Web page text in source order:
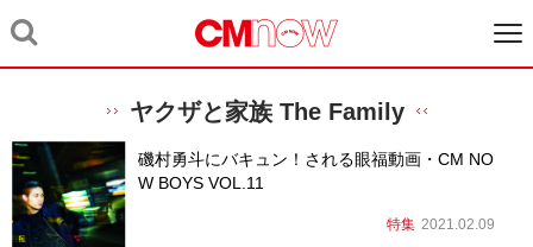
ヤクザと家族 The Family
磯村勇斗にバキュン！される眼福動画・CM NO
W BOYS VOL.11
特集 2021.02.09